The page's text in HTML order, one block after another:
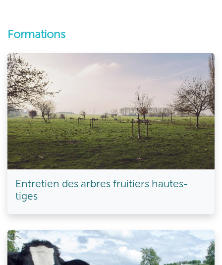
Formations
Entretien des arbres fruitiers hautes-
tiges